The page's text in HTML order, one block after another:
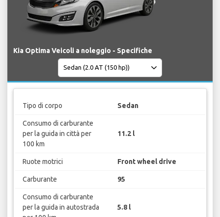
Kia Optima Veicoli a noleggio - Specifiche
Tipo di corpo Sedan
Consumo di carburante
per la guida in città per
100 km
11.2 l
Ruote motrici Front wheel drive
Carburante 95
Consumo di carburante
per la guida in autostrada
5.8 l